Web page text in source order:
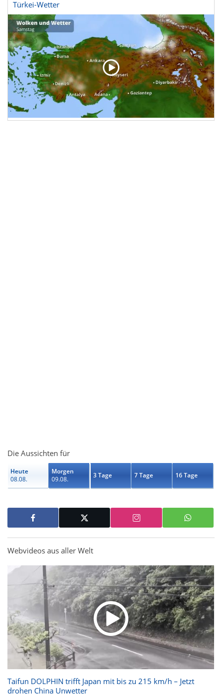
Türkei-Wetter
Die Aussichten für
Heute
08.08.
Morgen
09.08.
3 Tage 7 Tage 16 Tage
Webvideos aus aller Welt
Taifun DOLPHIN trifft Japan mit bis zu 215 km/h – Jetzt
drohen China Unwetter